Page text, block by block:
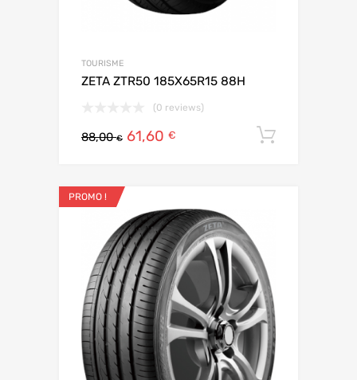
TOURISME
ZETA ZTR50 185X65R15 88H
(0 reviews)
88,00€ 61,60 €
PROMO !